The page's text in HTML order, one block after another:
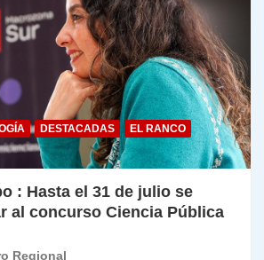
DESTACADAS
EL RANCO
: Hasta el 31 de julio se
al concurso Ciencia Pública
Regional